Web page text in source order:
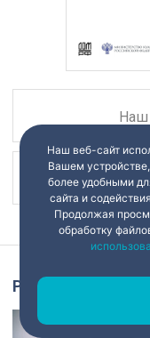
Наш
Наш
Репортаж
Наш веб-сайт
Вашем
более удобными
сайта и
Продолжая
обработку